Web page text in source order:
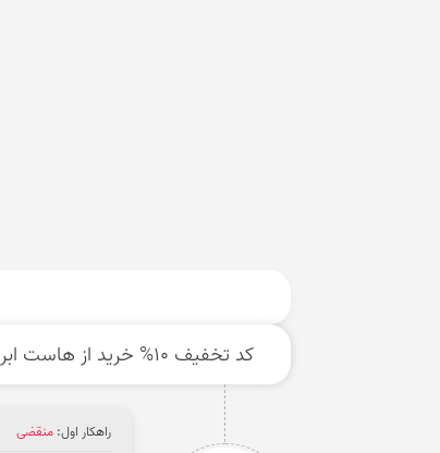
کد تخفیف 10% خرید از هاست ابری
راهکار اول:منقضی